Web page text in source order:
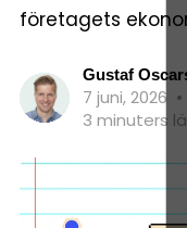
företagets
Gustaf
7 juni, 2026 •
3 minuters